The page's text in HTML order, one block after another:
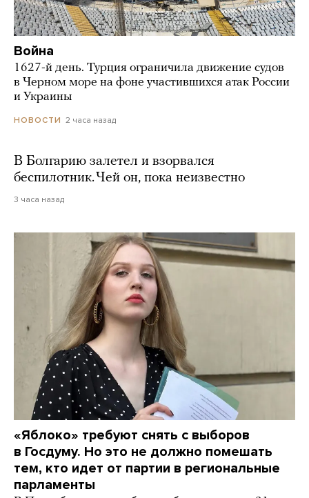
Война
1627-й день. Турция ограничила движение судов
в Черном море на фоне участившихся атак России
и Украины
НОВОСТИ 2 часа назад
В Болгарию залетел и взорвался
беспилотник. Чей он, пока неизвестно
3 часа назад
«Яблоко» требуют снять с выборов
в Госдуму. Но это не должно помешать
тем, кто идет от партии в региональные
парламенты